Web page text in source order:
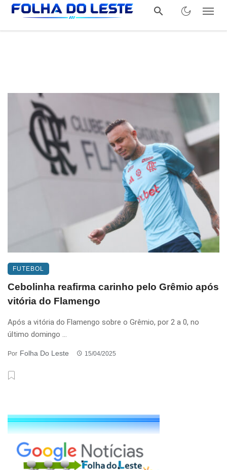
FUTEBOL
Cebolinha reafirma carinho pelo Grêmio após
vitória do Flamengo
Após a vitória do Flamengo sobre o Grêmio, por 2 a 0, no
último domingo ...
Por Folha Do Leste 15/04/2025